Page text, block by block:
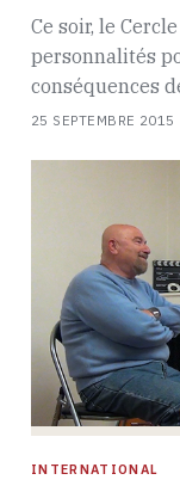
Ce soir, le
personnalités
conséquences
25 SEPTEMBRE 2015
INTERNATIONAL